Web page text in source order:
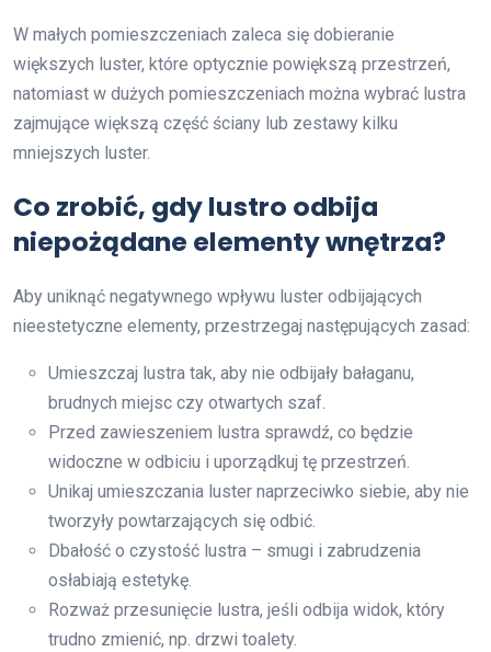
W małych pomieszczeniach zaleca się dobieranie
większych luster, które optycznie powiększą przestrzeń,
natomiast w dużych pomieszczeniach można wybrać lustra
zajmujące większą część ściany lub zestawy kilku
mniejszych luster.
Co zrobić, gdy lustro odbija
niepożądane elementy wnętrza?
Aby uniknąć negatywnego wpływu luster odbijających
nieestetyczne elementy, przestrzegaj następujących zasad:
Umieszczaj lustra tak, aby nie odbijały bałaganu,
brudnych miejsc czy otwartych szaf.
Przed zawieszeniem lustra sprawdź, co będzie
widoczne w odbiciu i uporządkuj tę przestrzeń.
Unikaj umieszczania luster naprzeciwko siebie, aby nie
tworzyły powtarzających się odbić.
Dbałość o czystość lustra – smugi i zabrudzenia
osłabiają estetykę.
Rozważ przesunięcie lustra, jeśli odbija widok, który
trudno zmienić, np. drzwi toalety.